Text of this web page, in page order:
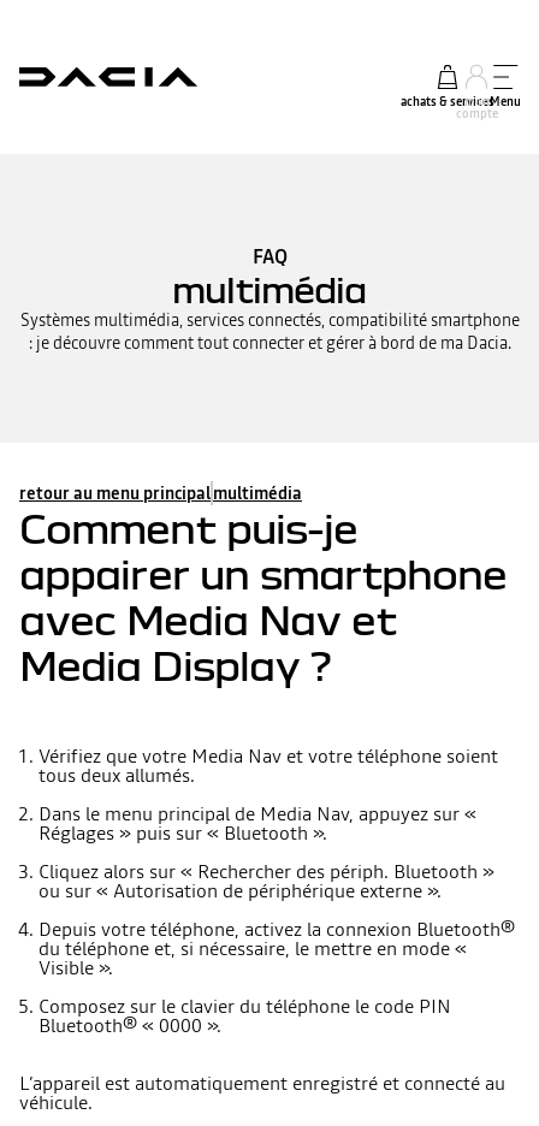
achats & services
mon
compte
Menu
FAQ
multimédia
Systèmes multimédia, services connectés, compatibilité smartphone
: je découvre comment tout connecter et gérer à bord de ma Dacia.
retour au menu principalmultimédia
Comment puis-je
appairer un smartphone
avec Media Nav et
Media Display ?
Vérifiez que votre Media Nav et votre téléphone soient
tous deux allumés.
Dans le menu principal de Media Nav, appuyez sur «
Réglages » puis sur « Bluetooth ».
Cliquez alors sur « Rechercher des périph. Bluetooth »
ou sur « Autorisation de périphérique externe ».
Depuis votre téléphone, activez la connexion Bluetooth®
du téléphone et, si nécessaire, le mettre en mode «
Visible ».
Composez sur le clavier du téléphone le code PIN
Bluetooth® « 0000 ».
L’appareil est automatiquement enregistré et connecté au
véhicule.